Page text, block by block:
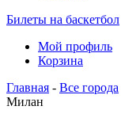
Билеты на баскетбол
Мой профиль
Корзина
Главная - Все города
Милан